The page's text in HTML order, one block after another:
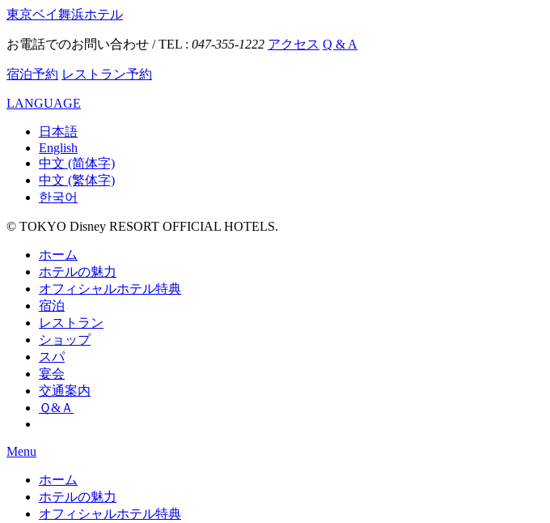
東京ベイ舞浜ホテル
お電話でのお問い合わせ / TEL : 047-355-1222 アクセス Q & A
宿泊予約 レストラン予約
LANGUAGE
日本語
English
中文 (简体字)
中文 (繁体字)
한국어
© TOKYO Disney RESORT OFFICIAL HOTELS.
ホーム
ホテルの魅力
オフィシャルホテル特典
宿泊
レストラン
ショップ
スパ
宴会
交通案内
Ｑ&Ａ
Menu
ホーム
ホテルの魅力
オフィシャルホテル特典